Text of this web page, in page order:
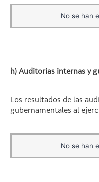
No se han
h) Auditorías internas y
Los resultados de las
gubernamentales al
No se han